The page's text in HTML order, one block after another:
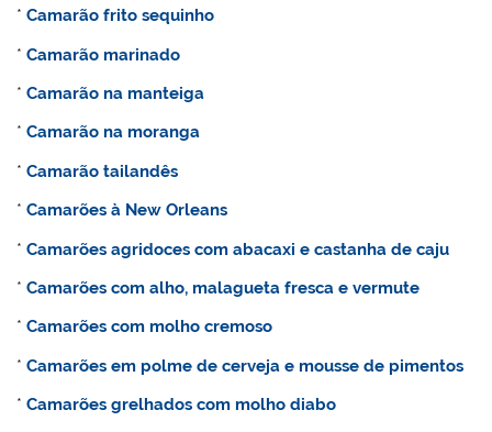
*Camarão frito sequinho
*Camarão marinado
*Camarão na manteiga
*Camarão na moranga
*Camarão tailandês
*Camarões à New Orleans
*Camarões agridoces com abacaxi e castanha de caju
*Camarões com alho, malagueta fresca e vermute
*Camarões com molho cremoso
*Camarões em polme de cerveja e mousse de pimentos
*Camarões grelhados com molho diabo